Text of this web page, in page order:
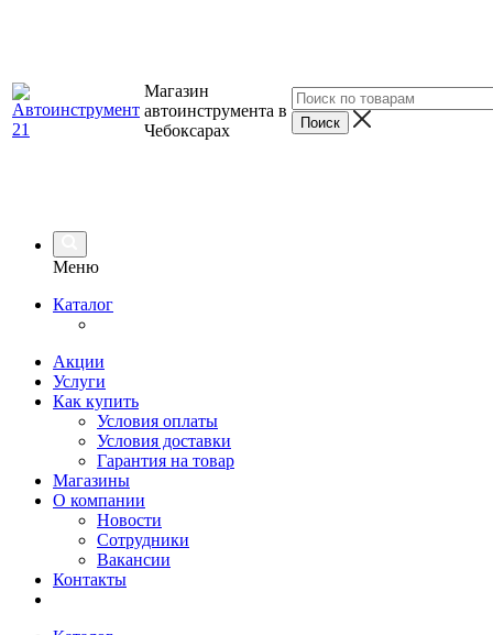
Магазин
автоинструмента в
Чебоксарах
Меню
Каталог
Акции
Услуги
Как купить
Условия оплаты
Условия доставки
Гарантия на товар
Магазины
О компании
Новости
Сотрудники
Вакансии
Контакты